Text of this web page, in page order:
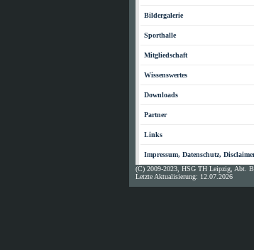
Bildergalerie
Sporthalle
Mitgliedschaft
Wissenswertes
Downloads
Partner
Links
Impressum, Datenschutz,
(C) 2009-2023, HSG TH Leipzig, Abt.
Letzte Aktualisierung: 12.07.2026